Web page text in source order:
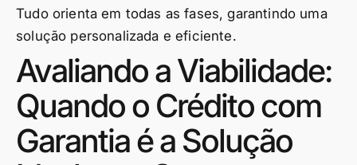
Tudo orienta em todas as fases, garantindo uma
solução personalizada e eficiente.
Avaliando a Viabilidade:
Quando o Crédito com
Garantia é a Solução